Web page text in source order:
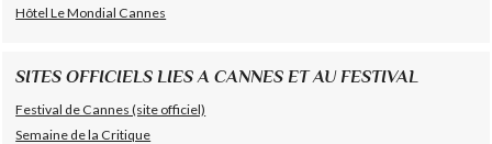
Hôtel Le Mondial Cannes
SITES OFFICIELS LIES A CANNES ET AU FESTIVAL
Festival de Cannes (site officiel)
Semaine de la Critique